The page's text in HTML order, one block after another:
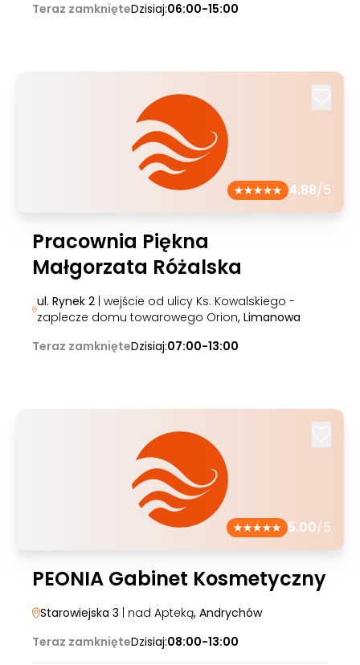
Teraz zamknięteDzisiaj:06:00-15:00
4.88/5
Pracownia Piękna
Małgorzata Różalska
ul. Rynek 2| wejście od ulicy Ks. Kowalskiego -
zaplecze domu towarowego Orion, Limanowa
Teraz zamknięteDzisiaj:07:00-13:00
5.00/5
PEONIA Gabinet Kosmetyczny
Starowiejska 3 | nad Apteką, Andrychów
Teraz zamknięteDzisiaj:08:00-13:00